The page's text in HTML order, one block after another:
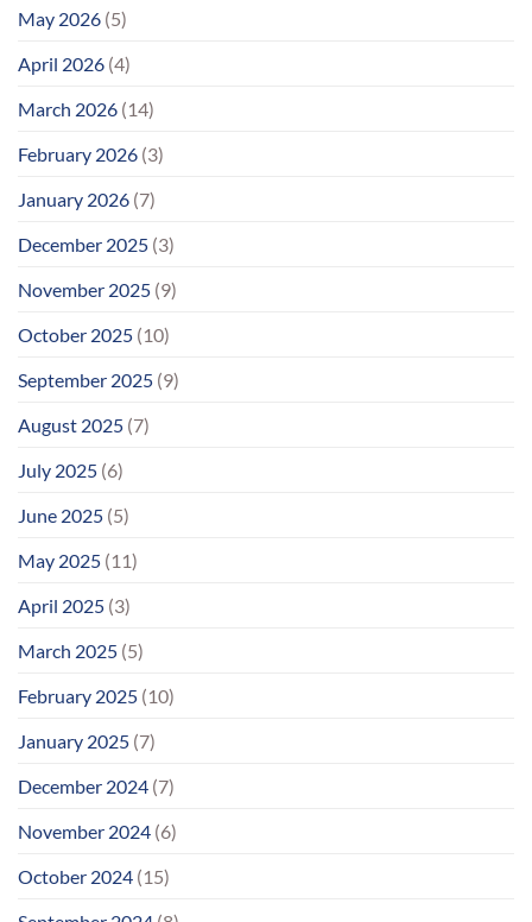
May 2026 (5)
April 2026 (4)
March 2026 (14)
February 2026 (3)
January 2026 (7)
December 2025 (3)
November 2025 (9)
October 2025 (10)
September 2025 (9)
August 2025 (7)
July 2025 (6)
June 2025 (5)
May 2025 (11)
April 2025 (3)
March 2025 (5)
February 2025 (10)
January 2025 (7)
December 2024 (7)
November 2024 (6)
October 2024 (15)